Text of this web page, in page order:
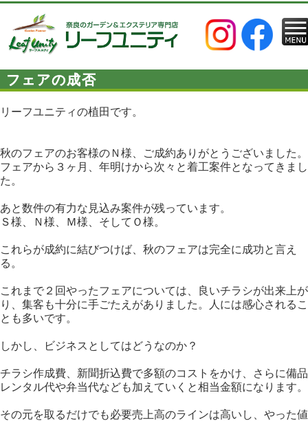
フェアの成否
リーフユニティの植田です。
秋のフェアのお客様のＮ様、ご成約ありがとうございました。
フェアから３ヶ月、年明けから次々と着工案件となってきまし
た。
あと数件の有力な見込み案件が残っています。
Ｓ様、Ｎ様、Ｍ様、そしてＯ様。
これらが成約に結びつけば、秋のフェアは完全に成功と言え
る。
これまで２回やったフェアについては、良いチラシが出来上が
り、集客も十分に手ごたえがありました。人には感心されるこ
とも多いです。
しかし、ビジネスとしてはどうなのか？
チラシ作成費、新聞折込費で多額のコストをかけ、さらに備品
レンタル代や弁当代なども加えていくと相当金額になります。
その元を取るだけでも必要売上高のラインは高いし、やった値